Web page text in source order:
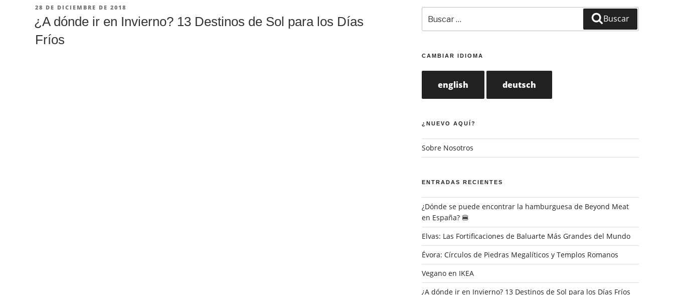
PUBLICADO
28 DE DICIEMBRE DE 2018
¿A dónde ir en Invierno? 13 Destinos de Sol para los Días
Fríos
por:
Buscar
CAMBIAR IDIOMA
english deutsch
¿NUEVO AQUÍ?
Sobre Nosotros
ENTRADAS RECIENTES
¿Dónde se puede encontrar la hamburguesa de Beyond Meat
en España? 🍔
Elvas: Las Fortificaciones de Baluarte Más Grandes del Mundo
Évora: Círculos de Piedras Megalíticos y Templos Romanos
Vegano en IKEA
¿A dónde ir en Invierno? 13 Destinos de Sol para los Días Fríos